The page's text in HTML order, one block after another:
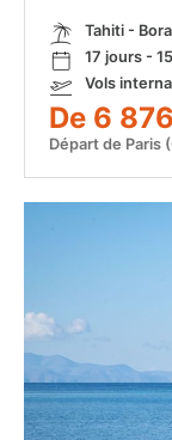
Tahiti -
17 jours -
Vols
De 6
Départ de Paris